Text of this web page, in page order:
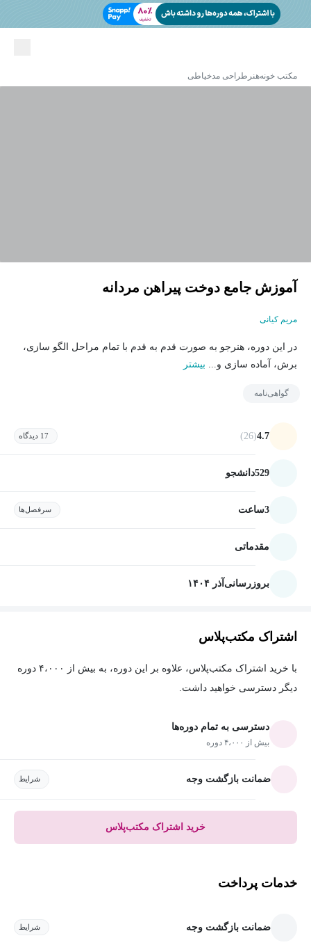
مکتب خونههنر طراحی مدخیاطی
آموزش جامع دوخت پیراهن مردانه
مریم کیانی
در این دوره، هنرجو به صورت قدم به قدم با تمام مراحل الگو سازی،
برش، آماده سازی و... بیشتر
گواهی‌نامه
4.7
(26) 17 دیدگاه
529دانشجو
3ساعت سرفصل‌ها
مقدماتی
بروزرسانی آذر ۱۴۰۴
اشتراک مکتب‌پلاس
با خرید اشتراک مکتب‌پلاس، علاوه بر این دوره، به بیش از ۴،۰۰۰ دوره
دیگر دسترسی خواهید داشت.
دسترسی به تمام دوره‌ها
بیش از ۴،۰۰۰ دوره
ضمانت بازگشت وجه شرایط
خرید اشتراک مکتب‌پلاس
خدمات پرداخت
ضمانت بازگشت وجه شرایط